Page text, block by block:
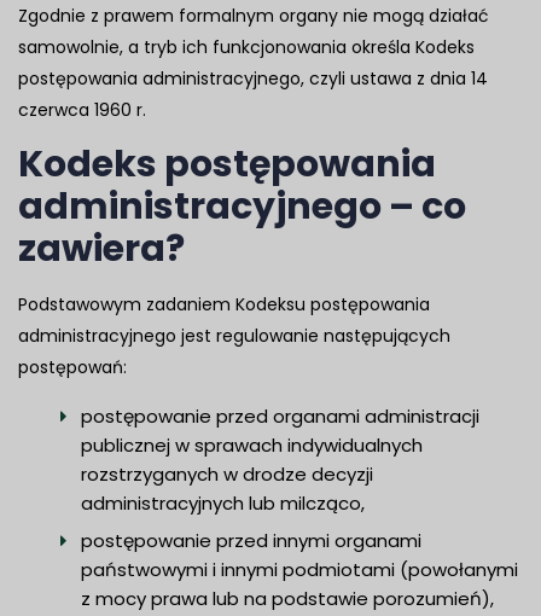
Zgodnie z prawem formalnym organy nie mogą działać
samowolnie, a tryb ich funkcjonowania określa Kodeks
postępowania administracyjnego, czyli ustawa z dnia 14
czerwca 1960 r.
Kodeks postępowania
administracyjnego – co
zawiera?
Podstawowym zadaniem Kodeksu postępowania
administracyjnego jest regulowanie następujących
postępowań:
postępowanie przed organami administracji
publicznej w sprawach indywidualnych
rozstrzyganych w drodze decyzji
administracyjnych lub milcząco,
postępowanie przed innymi organami
państwowymi i innymi podmiotami (powołanymi
z mocy prawa lub na podstawie porozumień),